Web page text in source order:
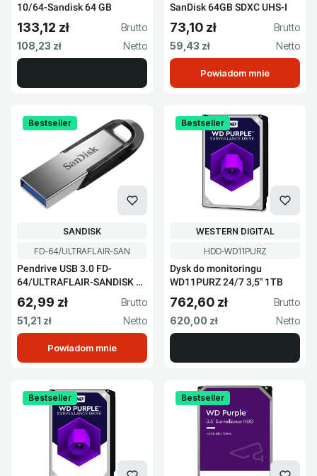
10/64-Sandisk 64 GB
Cena brutto
133,12 zł
Cena netto
108,23 zł
SanDisk 64GB SDXC UHS-I
Cena brutto
73,10 zł
Cena netto
59,43 zł
Powiadom mnie
Bestseller
Kod produktu
FD-64/ULTRAFLAIR-SAN
Pendrive USB 3.0 FD-
64/ULTRAFLAIR-SANDISK 64
GB
PRODUCENT
SANDISK
Cena brutto
62,99 zł
Cena netto
51,21 zł
Powiadom mnie
Bestseller
Kod produktu
HDD-WD11PURZ
Dysk do monitoringu
WD11PURZ 24/7 3,5'' 1TB
PRODUCENT
WESTERN DIGITAL
Cena brutto
762,60 zł
Cena netto
620,00 zł
Bestseller Bestseller